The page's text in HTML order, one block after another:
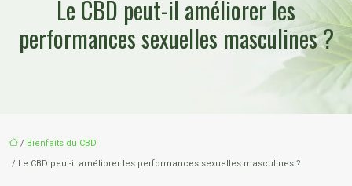
Le CBD peut-il améliorer les
performances sexuelles masculines ?
/ Bienfaits du CBD
/ Le CBD peut-il améliorer les performances sexuelles masculines ?